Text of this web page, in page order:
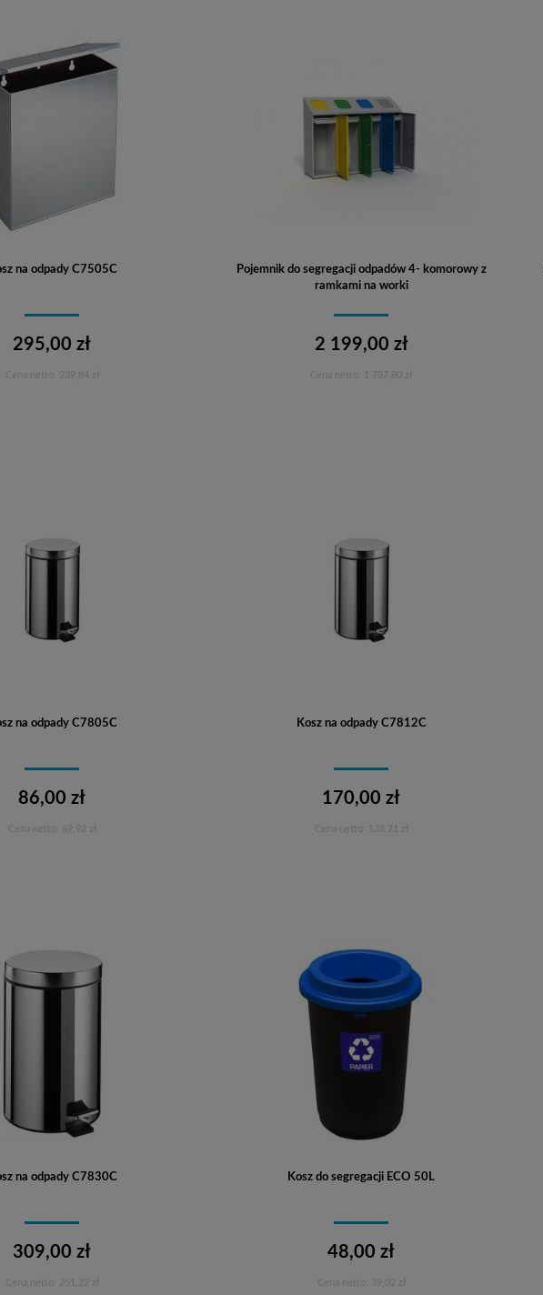
na odpady C7505C
295,00 zł
239,84 zł
Pojemnik do segregacji odpadów 4- komorowy z
ramkami na worki
2 199,00 zł
1 787,80 zł
na odpady C7805C
86,00 zł
69,92 zł
Kosz na odpady C7812C
170,00 zł
138,21 zł
na odpady C7830C
309,00 zł
251,22 zł
Kosz do segregacji ECO 50L
48,00 zł
39,02 zł